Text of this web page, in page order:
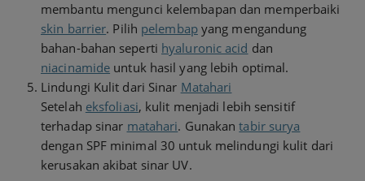
membantu mengunci kelembapan dan memperbaiki
skin barrier. Pilih pelembapyang mengandung
bahan-bahan seperti hyaluronic acid dan
niacinamide untuk hasil yang lebih optimal.
Lindungi Kulit dari Sinar Matahari
Setelah eksfoliasi, kulit menjadi lebih sensitif
terhadap sinar matahari. Gunakantabir surya
dengan SPF minimal 30 untuk melindungi kulit dari
kerusakan akibat sinar UV.